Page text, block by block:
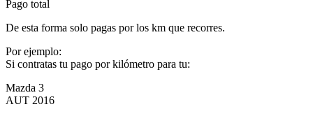
Pago total
De esta forma solo pagas por los km que recorres.
Por ejemplo:
Si contratas tu pago por kilómetro para tu:
Mazda 3
AUT 2016